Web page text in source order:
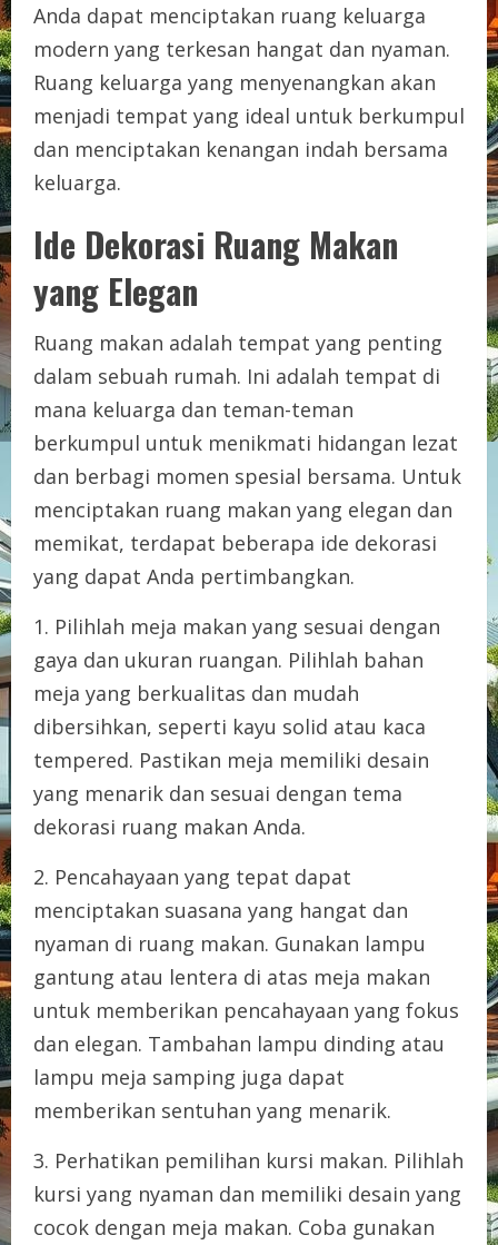
Anda dapat menciptakan ruang keluarga
modern yang terkesan hangat dan nyaman.
Ruang keluarga yang menyenangkan akan
menjadi tempat yang ideal untuk berkumpul
dan menciptakan kenangan indah bersama
keluarga.
Ide Dekorasi Ruang Makan
yang Elegan
Ruang makan adalah tempat yang penting
dalam sebuah rumah. Ini adalah tempat di
mana keluarga dan teman-teman
berkumpul untuk menikmati hidangan lezat
dan berbagi momen spesial bersama. Untuk
menciptakan ruang makan yang elegan dan
memikat, terdapat beberapa ide dekorasi
yang dapat Anda pertimbangkan.
1. Pilihlah meja makan yang sesuai dengan
gaya dan ukuran ruangan. Pilihlah bahan
meja yang berkualitas dan mudah
dibersihkan, seperti kayu solid atau kaca
tempered. Pastikan meja memiliki desain
yang menarik dan sesuai dengan tema
dekorasi ruang makan Anda.
2. Pencahayaan yang tepat dapat
menciptakan suasana yang hangat dan
nyaman di ruang makan. Gunakan lampu
gantung atau lentera di atas meja makan
untuk memberikan pencahayaan yang fokus
dan elegan. Tambahan lampu dinding atau
lampu meja samping juga dapat
memberikan sentuhan yang menarik.
3. Perhatikan pemilihan kursi makan. Pilihlah
kursi yang nyaman dan memiliki desain yang
cocok dengan meja makan. Coba gunakan